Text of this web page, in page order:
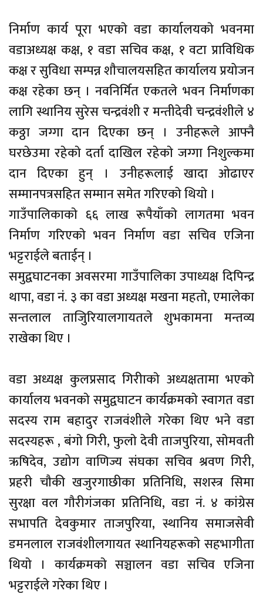
निर्माण कार्य पूरा भएकाे वडा कार्यालयकाे भवनमा
वडाअध्यक्ष कक्ष, १ वडा सचिव कक्ष, १ वटा प्राविधिक
कक्ष र सुविधा सम्पन्न शाैचालयसहित कार्यालय प्रयोजन
कक्ष रहेका छन् । नवनिर्मित एकतले भवन निर्माणका
लागि स्थानिय सुरेस चन्द्रवंशी र मन्तीदेवी चन्द्रवंशीले ४
कठ्ठा जग्गा दान दिएका छन् । उनीहरूले आफ्नै
घरछेउमा रहेकाे दर्ता दाखिल रहेकाे जग्गा निशुल्कमा
दान दिएका हुन् । उनीहरूलाई खादा ओढाएर
सम्मानपत्रसहित सम्मान समेत गरिएकाे थियाे ।
गाउँपालिकाकाे ६६ लाख रूपैयाँकाे लागतमा भवन
निर्माण गरिएकाे भवन निर्माण वडा सचिव एजिना
भट्टराईले बताईन् ।
समुद्वघाटनका अवसरमा गाउँपालिका उपाध्यक्ष दिपिन्द्र
थापा, वडा नं. ३ का वडा अध्यक्ष मखना महताे, एमालेका
सन्तलाल ताजिुरियालगायतले शुभकामना मन्तव्य
राखेका थिए ।
वडा अध्यक्ष कुलप्रसाद गिरीाकाे अध्यक्षतामा भएकाे
कार्यालय भवनकाे समुद्वघाटन कार्यक्रमकाे स्वागत वडा
सदस्य राम बहादुर राजवंशीले गरेका थिए भने वडा
सदस्यहरू , बंगाे गिरी, फुलाे देवी ताजपुरिया, साेमवती
ऋषिदेव, उद्योग वाणिज्य संघका सचिव श्रवण गिरी,
प्रहरी चाैकी खजुरगाछीका प्रतिनिधि, सशस्त्र सिमा
सुरक्षा वल गाैरीगंजका प्रतिनिधि, वडा नं. ४ कांग्रेस
सभापति देवकुमार ताजपुरिया, स्थानिय समाजसेवी
डमनलाल राजवंशीलगायत स्थानियहरूकाे सहभागीता
थियाे । कार्यक्रमकाे सञ्चालन वडा सचिव एजिना
भट्टराईले गरेका थिए ।